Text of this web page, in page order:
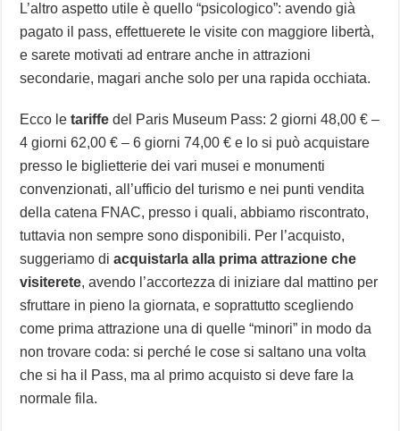
L’altro aspetto utile è quello “psicologico”: avendo già
pagato il pass, effettuerete le visite con maggiore libertà,
e sarete motivati ad entrare anche in attrazioni
secondarie, magari anche solo per una rapida occhiata.
Ecco letariffe del Paris Museum Pass: 2 giorni 48,00 € –
4 giorni 62,00 € – 6 giorni 74,00 € e lo si può acquistare
presso le biglietterie dei vari musei e monumenti
convenzionati, all’ufficio del turismo e nei punti vendita
della catena FNAC, presso i quali, abbiamo riscontrato,
tuttavia non sempre sono disponibili. Per l’acquisto,
suggeriamo diacquistarla alla prima attrazione che
visiterete, avendo l’accortezza di iniziare dal mattino per
sfruttare in pieno la giornata, e soprattutto scegliendo
come prima attrazione una di quelle “minori” in modo da
non trovare coda: si perché le cose si saltano una volta
che si ha il Pass, ma al primo acquisto si deve fare la
normale fila.